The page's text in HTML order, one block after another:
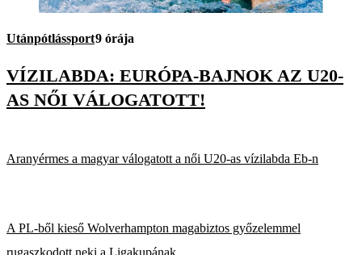
Utánpótlássport9 órája
VÍZILABDA: EURÓPA-BAJNOK AZ U20-
AS NŐI VÁLOGATOTT!
Aranyérmes a magyar válogatott a női U20-as vízilabda Eb-n
A PL-ből kieső Wolverhampton magabiztos győzelemmel